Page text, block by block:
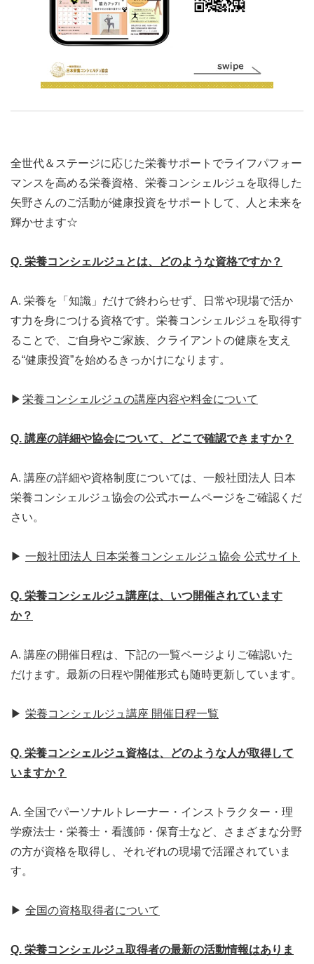
全世代＆ステージに応じた栄養サポートでライフパフォー
マンスを高める栄養資格、栄養コンシェルジュを取得した
矢野さんのご活動が健康投資をサポートして、人と未来を
輝かせます☆
Q. 栄養コンシェルジュとは、どのような資格ですか？
A. 栄養を「知識」だけで終わらせず、日常や現場で活か
す力を身につける資格です。栄養コンシェルジュを取得す
ることで、ご自身やご家族、クライアントの健康を支え
る“健康投資”を始めるきっかけになります。
▶ 栄養コンシェルジュの講座内容や料金について
Q. 講座の詳細や協会について、どこで確認できますか？
A. 講座の詳細や資格制度については、一般社団法人 日本
栄養コンシェルジュ協会の公式ホームページをご確認くだ
さい。
▶ 一般社団法人 日本栄養コンシェルジュ協会 公式サイト
Q. 栄養コンシェルジュ講座は、いつ開催されています
か？
A. 講座の開催日程は、下記の一覧ページよりご確認いた
だけます。最新の日程や開催形式も随時更新しています。
▶ 栄養コンシェルジュ講座 開催日程一覧
Q. 栄養コンシェルジュ資格は、どのような人が取得して
いますか？
A. 全国でパーソナルトレーナー・インストラクター・理
学療法士・栄養士・看護師・保育士など、さまざまな分野
の方が資格を取得し、それぞれの現場で活躍されていま
す。
▶ 全国の資格取得者について
Q. 栄養コンシェルジュ取得者の最新の活動情報はありま